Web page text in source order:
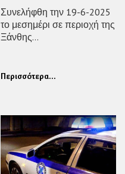
Συνελήφθη την 19-6-2025
το μεσημέρι σε περιοχή της
Ξάνθης...
Περισσότερα...